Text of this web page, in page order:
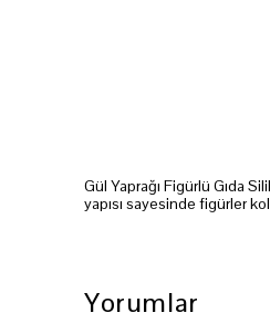
Gül Yaprağı Figürlü Gıda
yapısı sayesinde figürler
Yorumlar